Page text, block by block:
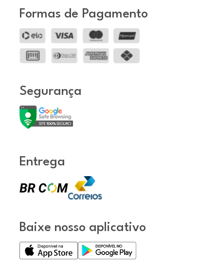
Formas de Pagamento
Segurança
Entrega
Baixe nosso aplicativo